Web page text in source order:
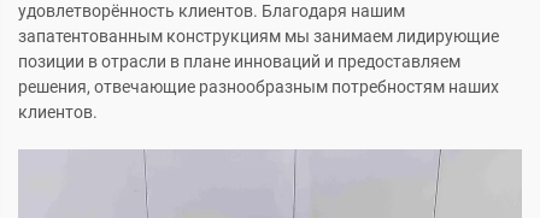
удовлетворённость клиентов. Благодаря нашим
запатентованным конструкциям мы занимаем лидирующие
позиции в отрасли в плане инноваций и предоставляем
решения, отвечающие разнообразным потребностям наших
клиентов.